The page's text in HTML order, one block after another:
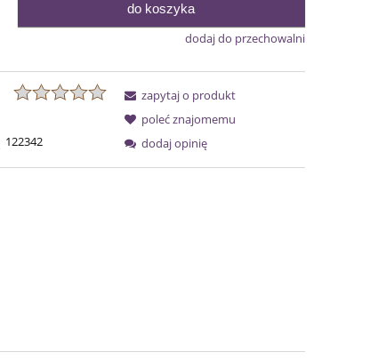
do koszyka
dodaj do przechowalni
122342
zapytaj o produkt
poleć znajomemu
dodaj opinię